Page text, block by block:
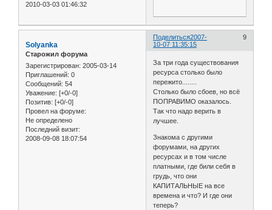
2010-03-03 01:46:32
Поделиться 9
2007-
10-07 11:35:15
Solyanka
Старожил форума
Зарегистрирован: 2005-03-14
Приглашений: 0
Сообщений: 54
Уважение: [+0/-0]
Позитив: [+0/-0]
Провел на форуме:
Не определено
Последний визит:
2008-09-08 18:07:54
За три года существования
ресурса столько было
пережито........
Столько было сбоев, но всё
ПОПРАВИМО оказалось.
Так что надо верить в
лучшее.
Знакома с другими
форумами, на других
ресурсах и в том числе
платными, где били себя в
грудь, что они
КАПИТАЛЬНЫЕ на все
времена и что? И где они
теперь?